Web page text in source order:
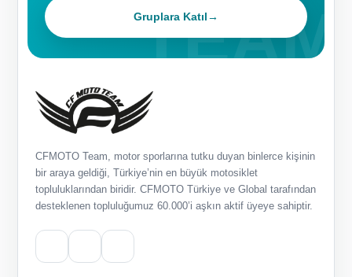
Gruplara Katıl→
CFMOTO Team, motor sporlarına tutku duyan binlerce kişinin
bir araya geldiği, Türkiye’nin en büyük motosiklet
topluluklarından biridir. CFMOTO Türkiye ve Global tarafından
desteklenen topluluğumuz 60.000’i aşkın aktif üyeye sahiptir.